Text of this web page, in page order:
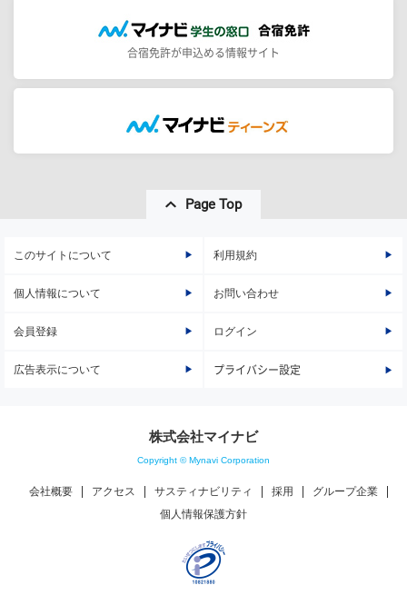
合宿免許が申込める情報サイト
Page Top
このサイトについて 利用規約
個人情報について お問い合わせ
会員登録 ログイン
広告表示について プライバシー設定
株式会社マイナビ
Copyright © Mynavi Corporation
会社概要 アクセス サスティナビリティ 採用
グループ企業
個人情報保護方針